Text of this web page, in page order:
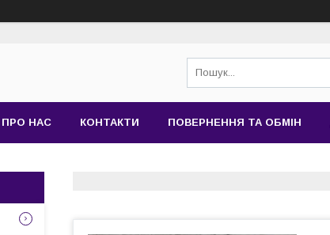
ПРО НАС КОНТАКТИ ПОВЕРНЕННЯ ТА ОБМІН